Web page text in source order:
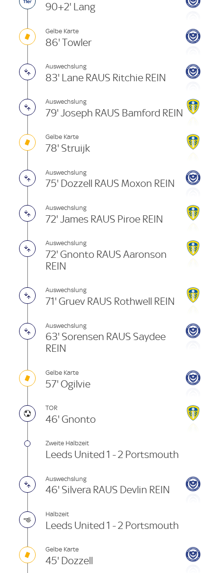
90+2' Lang
Gelbe Karte
86' Towler
Auswechslung
83' Lane RAUS Ritchie REIN
Auswechslung
79' Joseph RAUS Bamford REIN
Gelbe Karte
78' Struijk
Auswechslung
75' Dozzell RAUS Moxon REIN
Auswechslung
72' James RAUS Piroe REIN
Auswechslung
72' Gnonto RAUS Aaronson
REIN
Auswechslung
71' Gruev RAUS Rothwell REIN
Auswechslung
63' Sorensen RAUS Saydee
REIN
Gelbe Karte
57' Ogilvie
TOR
46' Gnonto
Zweite Halbzeit
Leeds United 1 - 2 Portsmouth
Auswechslung
46' Silvera RAUS Devlin REIN
Halbzeit
Leeds United 1 - 2 Portsmouth
Gelbe Karte
45' Dozzell